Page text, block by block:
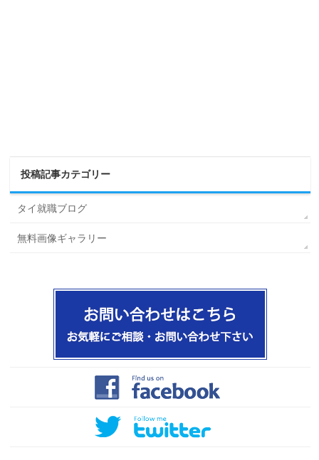
投稿記事カテゴリー
タイ就職ブログ
無料画像ギャラリー